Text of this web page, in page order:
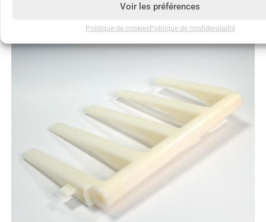
Voir les préférences
Politique de cookiesPolitique de confidentialité